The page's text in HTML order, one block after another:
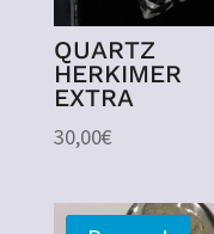
QUARTZ
HERKIMER
EXTRA
30,00€